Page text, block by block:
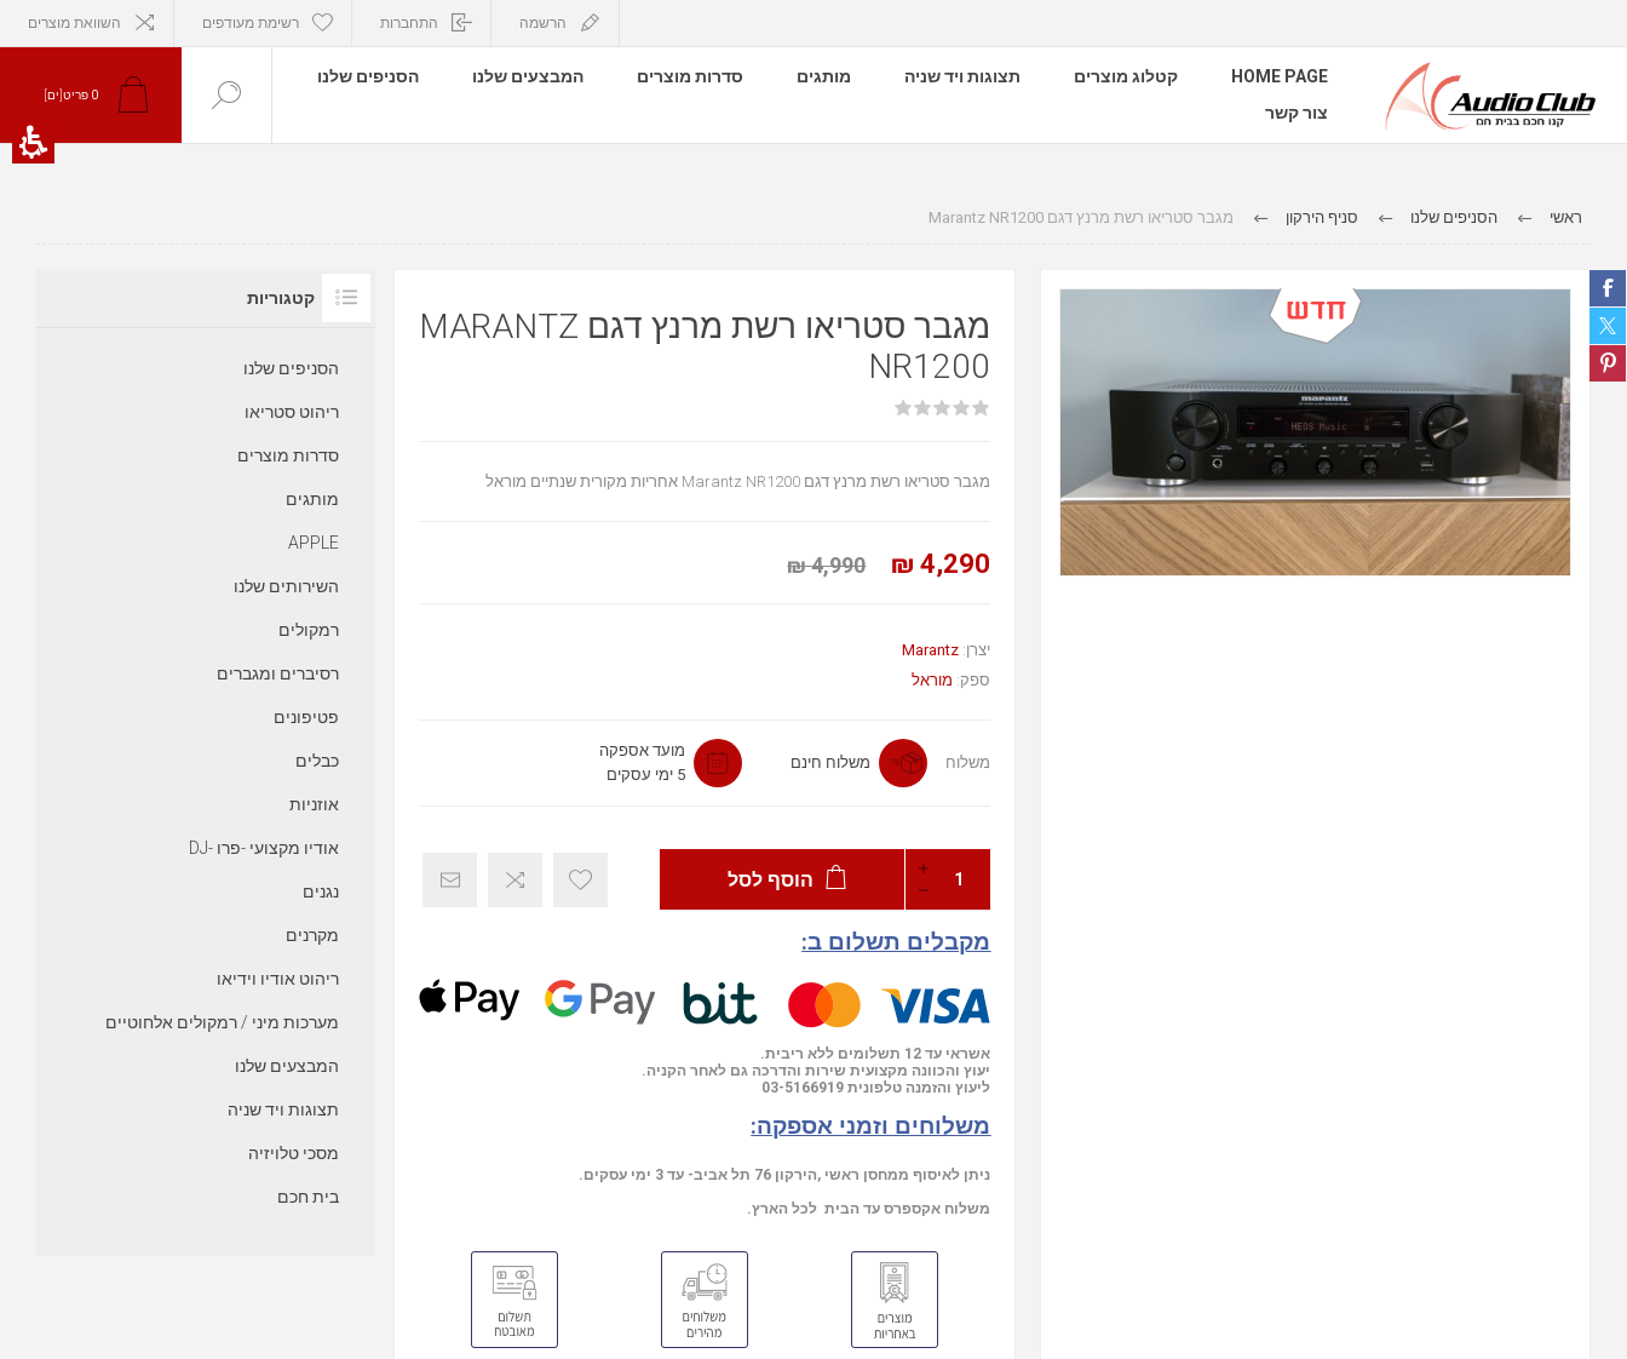
הרשמה התחברות רשימת מעודפים השוואת מוצרים
HOME PAGE קטלוג מוצרים תצוגות ויד שניה מותגים סדרות מוצרים המבצעים שלנו
הסניפים שלנו
צור קשר
0 פריט[ים]
ראשי הסניפים שלנו סניף הירקון מגבר סטריאו רשת מרנץ דגם Marantz NR1200
מגבר סטריאו רשת מרנץ דגם MARANTZ
NR1200
מגבר סטריאו רשת מרנץ דגם Marantz NR1200 אחריות מקורית שנתיים מוראל
4,290 ₪
4,990 ₪
יצרן: Marantz
ספק: מוראל
משלוח משלוח חינם
מועד אספקה
5 ימי עסקים
הוסף לסל
מקבלים תשלום ב:
אשראי עד 12 תשלומים ללא ריבית.
יעוץ והכוונה מקצועית שירות והדרכה גם לאחר הקניה.
ליעוץ והזמנה טלפונית 03-5166919
משלוחים וזמני אספקה:
ניתן לאיסוף ממחסן ראשי ,הירקון 76 תל אביב- עד 3 ימי עסקים.
משלוח אקספרס עד הבית לכל הארץ.
קטגוריות
הסניפים שלנו
ריהוט סטריאו
סדרות מוצרים
מותגים
APPLE
השירותים שלנו
רמקולים
רסיברים ומגברים
פטיפונים
כבלים
אוזניות
אודיו מקצועי -פרו -DJ
נגנים
מקרנים
ריהוט אודיו וידיאו
מערכות מיני / רמקולים אלחוטיים
המבצעים שלנו
תצוגות ויד שניה
מסכי טלויזיה
בית חכם